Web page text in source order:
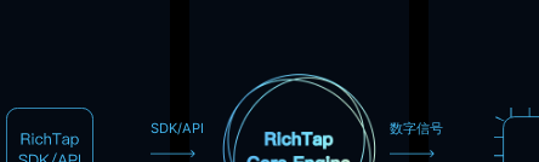
SDK/API 数字信号